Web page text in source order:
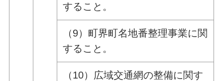
すること。
（9）町界町名地番整理事業に関
すること。
（10）広域交通網の整備に関す